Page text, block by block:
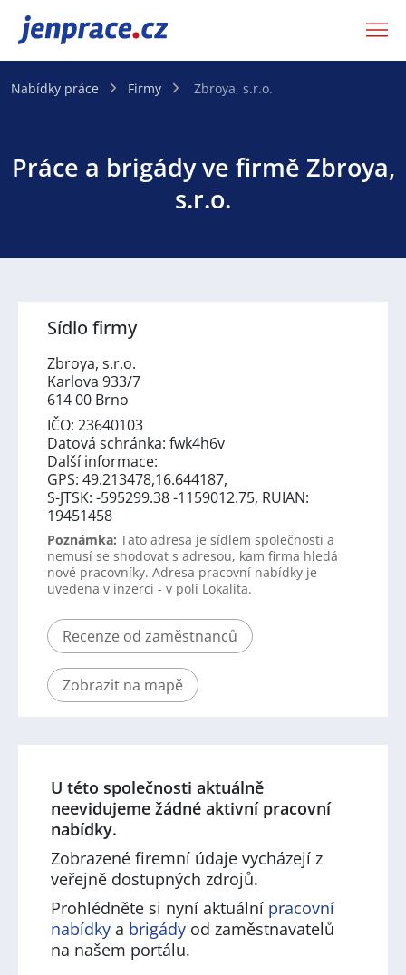
JenPráce.cz
Nabídky práce Firmy Zbroya, s.r.o.
Práce a brigády ve firmě Zbroya,
s.r.o.
Sídlo firmy
Zbroya, s.r.o.
Karlova 933/7
614 00 Brno
IČO: 23640103
Datová schránka: fwk4h6v
Další informace:
GPS: 49.213478,16.644187,
S-JTSK: -595299.38 -1159012.75, RUIAN:
19451458
Poznámka: Tato adresa je sídlem společnosti a
nemusí se shodovat s adresou, kam firma hledá
nové pracovníky. Adresa pracovní nabídky je
uvedena v inzerci - v poli Lokalita.
Recenze od zaměstnanců
Zobrazit na mapě
U této společnosti aktuálně
neevidujeme žádné aktivní pracovní
nabídky.
Zobrazené firemní údaje vycházejí z
veřejně dostupných zdrojů.
Prohlédněte si nyní aktuální pracovní
nabídky a brigády od zaměstnavatelů
na našem portálu.